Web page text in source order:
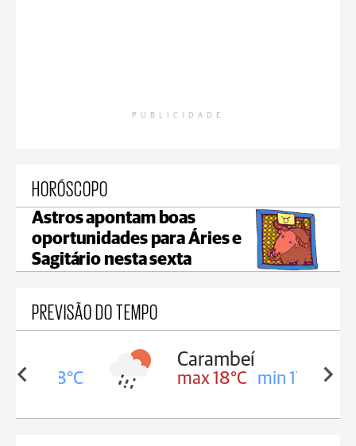
PUBLICIDADE
HORÓSCOPO
Astros apontam boas
oportunidades para Áries e
Sagitário nesta sexta
PREVISÃO DO TEMPO
18°C
Carambeí
max 18°C min 17°C